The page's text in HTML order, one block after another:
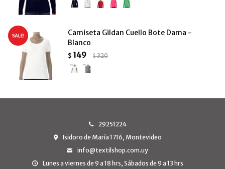
Camiseta Gildan Cuello Bote Dama -
Blanco
$ 149 $320
29251224
Isidoro de María 1716, Montevideo
info@textilshop.com.uy
Lunes a viernes de 9 a 18 hrs, Sábados de 9 a 13 hrs